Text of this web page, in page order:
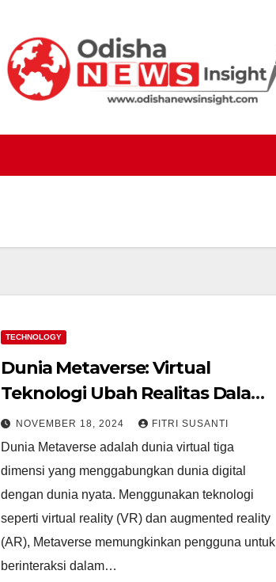
TECHNOLOGY
Dunia Metaverse: Virtual
Teknologi Ubah Realitas Dalam
Digital
NOVEMBER 18, 2024 FITRI SUSANTI
Dunia Metaverse adalah dunia virtual tiga
dimensi yang menggabungkan dunia digital
dengan dunia nyata. Menggunakan teknologi
seperti virtual reality (VR) dan augmented reality
(AR), Metaverse memungkinkan pengguna untuk
berinteraksi dalam…